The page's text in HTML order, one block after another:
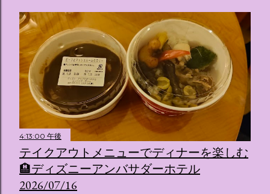
4:13:00 午後
テイクアウトメニューでディナーを楽しむ
🏨ディズニーアンバサダーホテル
2026/07/16